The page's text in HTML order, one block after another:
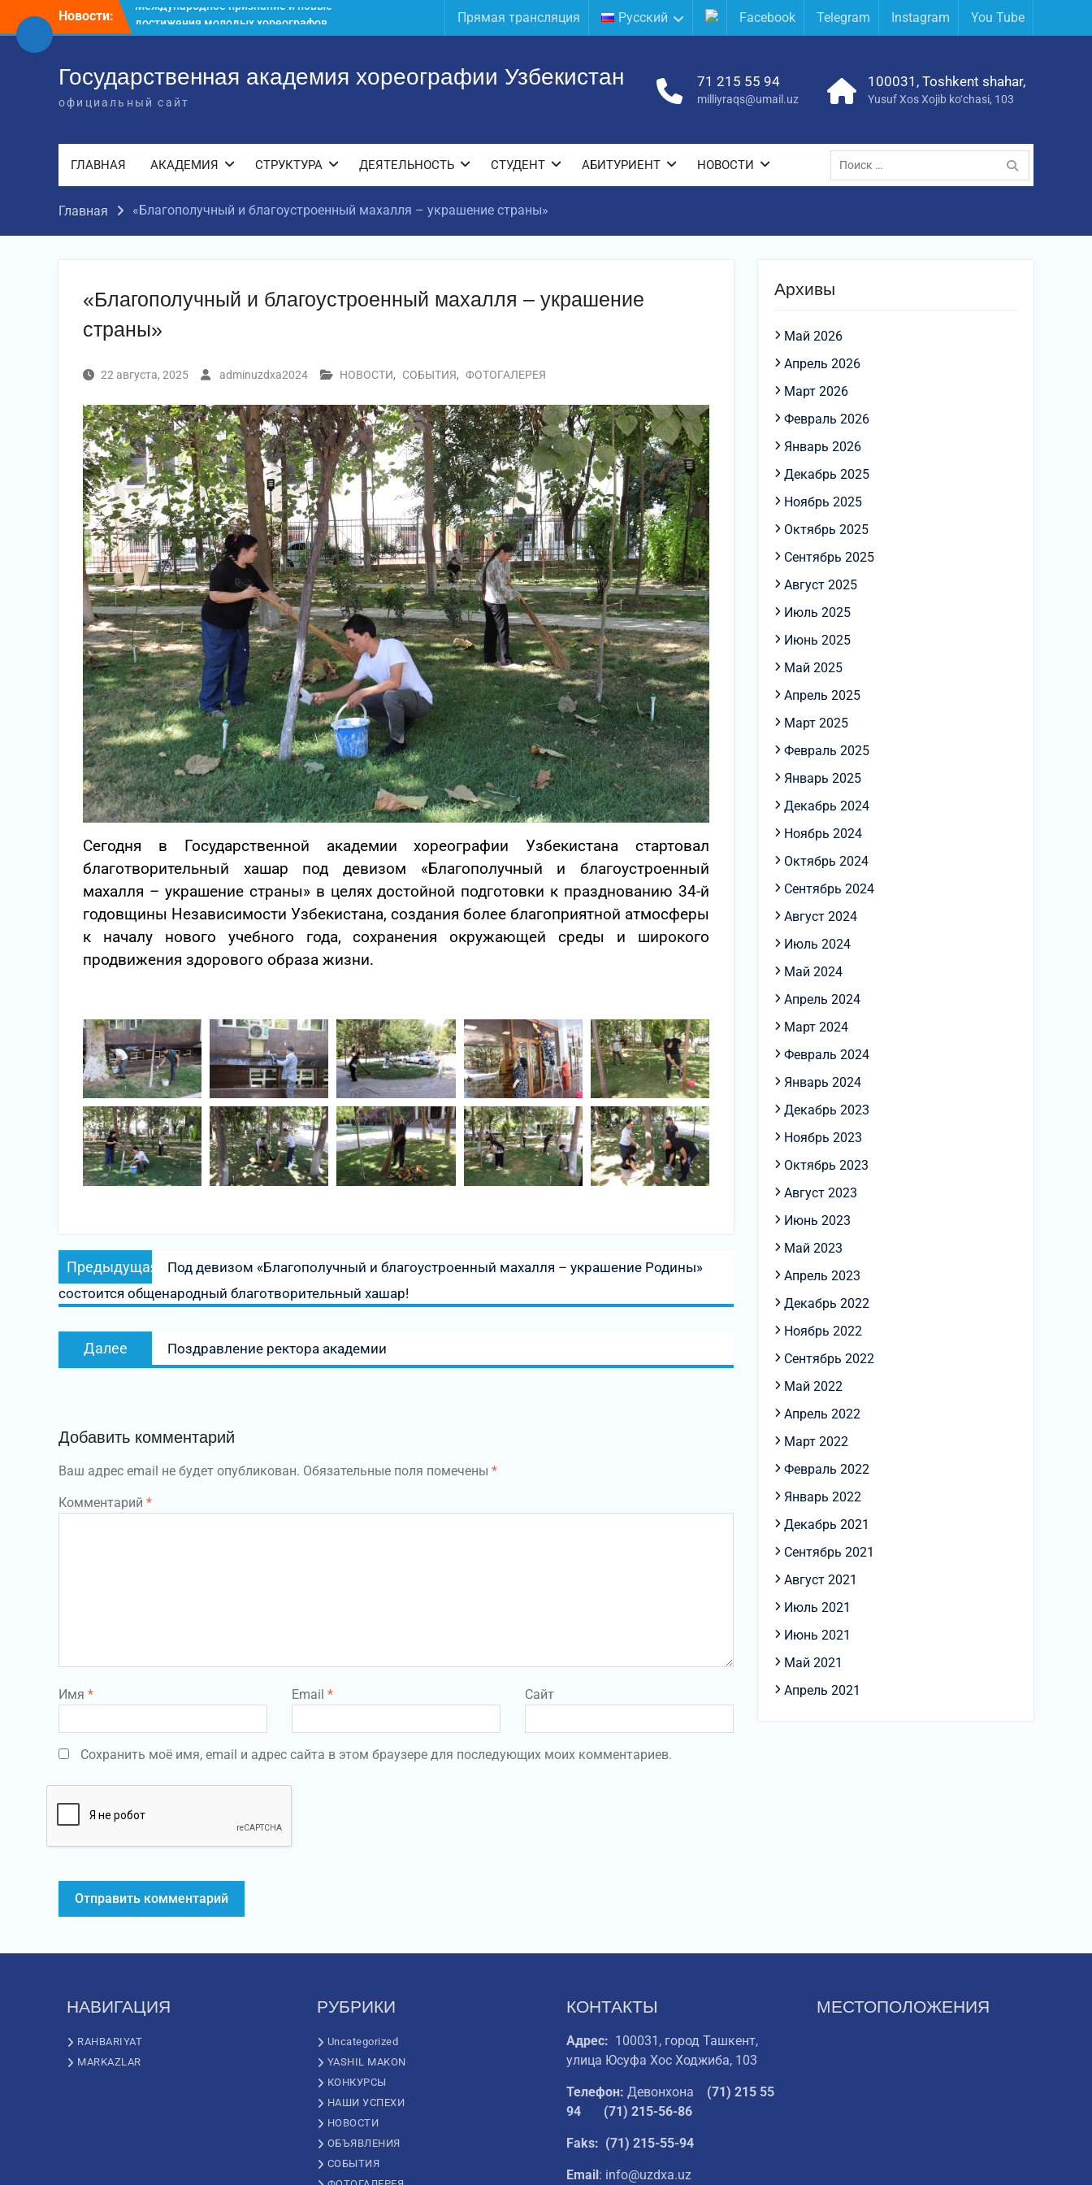
содержимому
Новости:
Международное научное пространство!
достижения молодых хореографов
Прямая трансляция Русский Facebook Telegram Instagram You Tube
Государственная академия хореографии Узбекистан
официальный сайт
71 215 55 94
milliyraqs@umail.uz
100031, Toshkent shahar,
Yusuf Xos Xojib ko‘chasi, 103
ГЛАВНАЯ АКАДЕМИЯ СТРУКТУРА ДЕЯТЕЛЬНОСТЬ СТУДЕНТ АБИТУРИЕНТ НОВОСТИ
Поиск
по:
Главная «Благополучный и благоустроенный махалля – украшение страны»
«Благополучный и благоустроенный махалля – украшение
страны»
22 августа, 2025 adminuzdxa2024 НОВОСТИ, СОБЫТИЯ, ФОТОГАЛЕРЕЯ
Сегодня в Государственной академии хореографии Узбекистана стартовал
благотворительный хашар под девизом «Благополучный и благоустроенный
махалля – украшение страны» в целях достойной подготовки к празднованию 34-й
годовщины Независимости Узбекистана, создания более благоприятной атмосферы
к началу нового учебного года, сохранения окружающей среды и широкого
продвижения здорового образа жизни.
Навигация
по
записям
Предыдущая
запись:
Под девизом «Благополучный и благоустроенный махалля – украшение Родины»
состоится общенародный благотворительный хашар!
Далее
запись:
Поздравление ректора академии
Добавить комментарий
Ваш адрес email не будет опубликован. Обязательные поля помечены *
Комментарий *
Имя * Email * Сайт
Сохранить моё имя, email и адрес сайта в этом браузере для последующих моих комментариев.
Архивы
Май 2026
Апрель 2026
Март 2026
Февраль 2026
Январь 2026
Декабрь 2025
Ноябрь 2025
Октябрь 2025
Сентябрь 2025
Август 2025
Июль 2025
Июнь 2025
Май 2025
Апрель 2025
Март 2025
Февраль 2025
Январь 2025
Декабрь 2024
Ноябрь 2024
Октябрь 2024
Сентябрь 2024
Август 2024
Июль 2024
Май 2024
Апрель 2024
Март 2024
Февраль 2024
Январь 2024
Декабрь 2023
Ноябрь 2023
Октябрь 2023
Август 2023
Июнь 2023
Май 2023
Апрель 2023
Декабрь 2022
Ноябрь 2022
Сентябрь 2022
Май 2022
Апрель 2022
Март 2022
Февраль 2022
Январь 2022
Декабрь 2021
Сентябрь 2021
Август 2021
Июль 2021
Июнь 2021
Май 2021
Апрель 2021
НАВИГАЦИЯ
RAHBARIYAT
MARKAZLAR
РУБРИКИ
Uncategorized
YASHIL MAKON
КОНКУРСЫ
НАШИ УСПЕХИ
НОВОСТИ
ОБЪЯВЛЕНИЯ
СОБЫТИЯ
КОНТАКТЫ
Адрес: 100031, город Ташкент,
улица Юсуфа Хос Ходжиба, 103
Телефон: Девонхона (71) 215 55
94
(71) 215-56-86
Faks: (71) 215-55-94
Email: info@uzdxa.uz
МЕСТОПОЛОЖЕНИЯ